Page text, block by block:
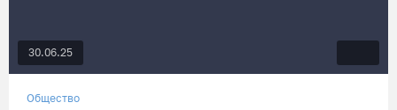
30.06.25
Общество